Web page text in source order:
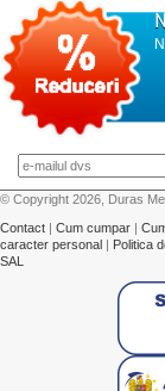
© Copyright 2026, Duras
Contact | Cum cumpar |
caracter personal | Politica
SAL